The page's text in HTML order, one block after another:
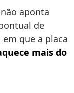
aponta
de
que a placa
mais do